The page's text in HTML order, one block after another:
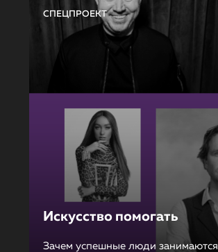
СПЕЦПРОЕКТ
Искусство помогать
Зачем успешные люди занимаются